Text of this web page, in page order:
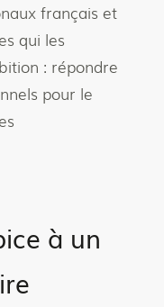
français et
qui les
: répondre
pour le
à un